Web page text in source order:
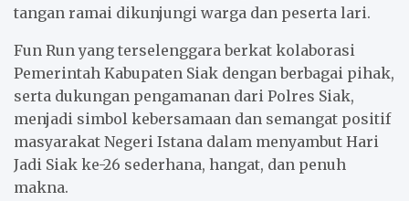
tangan ramai dikunjungi warga dan peserta lari.
Fun Run yang terselenggara berkat kolaborasi
Pemerintah Kabupaten Siak dengan berbagai pihak,
serta dukungan pengamanan dari Polres Siak,
menjadi simbol kebersamaan dan semangat positif
masyarakat Negeri Istana dalam menyambut Hari
Jadi Siak ke-26 sederhana, hangat, dan penuh
makna.